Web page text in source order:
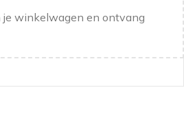
je winkelwagen en ontvang